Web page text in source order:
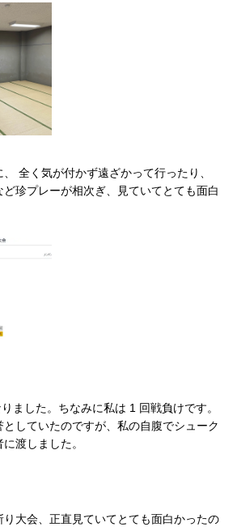
1
3
全く気が付かず遠ざかって行ったり、
珍プレーが相次ぎ、見ていてとても面白
ました。ちなみに私は 1 回戦負けです。
していたのですが、私の自腹でシューク
渡しました。
大会、正直見ていてとても面白かったの